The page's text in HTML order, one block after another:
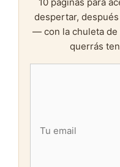
despertar,
— con la chuleta de
querrás